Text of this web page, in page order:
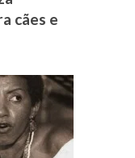
cães e